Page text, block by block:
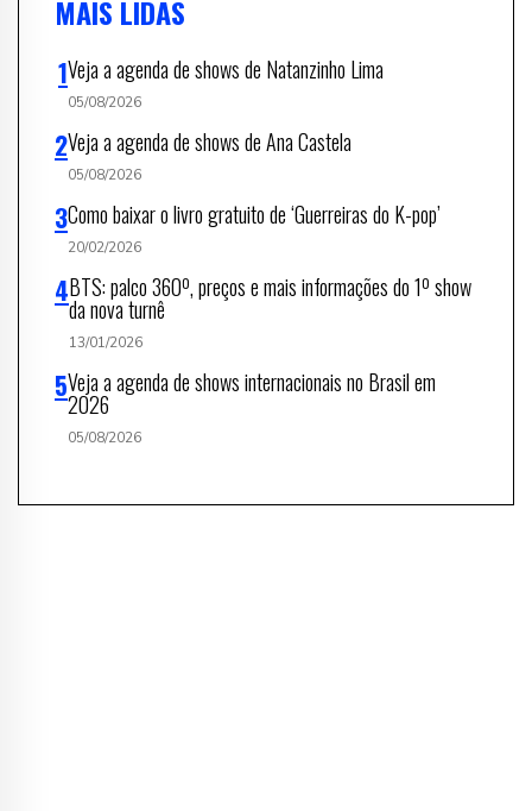
MAIS LIDAS
Veja a agenda de shows de Natanzinho Lima
05/08/2026
Veja a agenda de shows de Ana Castela
05/08/2026
Como baixar o livro gratuito de ‘Guerreiras do K-pop’
20/02/2026
BTS: palco 360º, preços e mais informações do 1º show
da nova turnê
13/01/2026
Veja a agenda de shows internacionais no Brasil em
2026
05/08/2026